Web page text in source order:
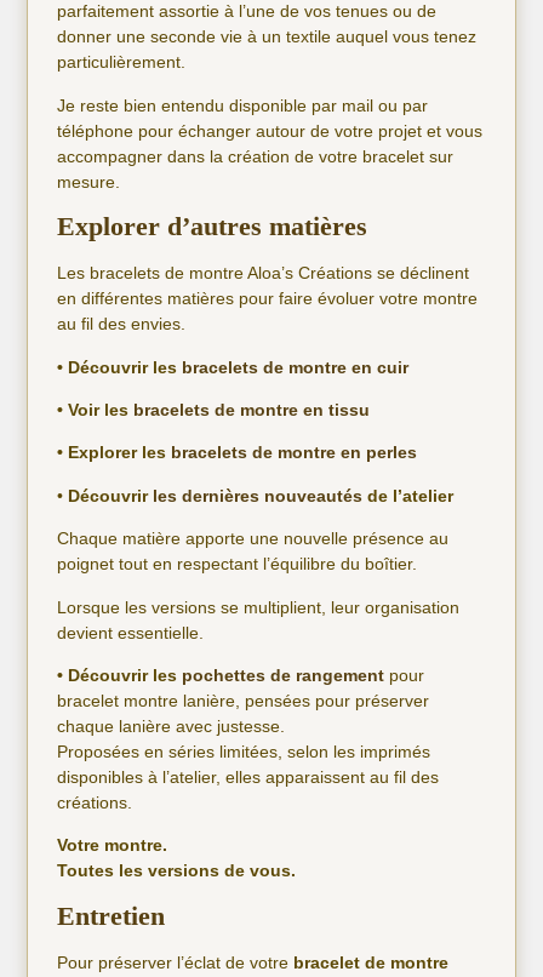
parfaitement assortie à l’une de vos tenues ou de
donner une seconde vie à un textile auquel vous tenez
particulièrement.
Je reste bien entendu disponible par mail ou par
téléphone pour échanger autour de votre projet et vous
accompagner dans la création de votre bracelet sur
mesure.
Explorer d’autres matières
Les bracelets de montre Aloa’s Créations se déclinent
en différentes matières pour faire évoluer votre montre
au fil des envies.
• Découvrir les bracelets de montre en cuir
• Voir les bracelets de montre en tissu
• Explorer les bracelets de montre en perles
• Découvrir les dernières nouveautés de l’atelier
Chaque matière apporte une nouvelle présence au
poignet tout en respectant l’équilibre du boîtier.
Lorsque les versions se multiplient, leur organisation
devient essentielle.
• Découvrir les pochettes de rangement pour
bracelet montre lanière, pensées pour préserver
chaque lanière avec justesse.
Proposées en séries limitées, selon les imprimés
disponibles à l’atelier, elles apparaissent au fil des
créations.
Votre montre.
Toutes les versions de vous.
Entretien
Pour préserver l’éclat de votre bracelet de montre